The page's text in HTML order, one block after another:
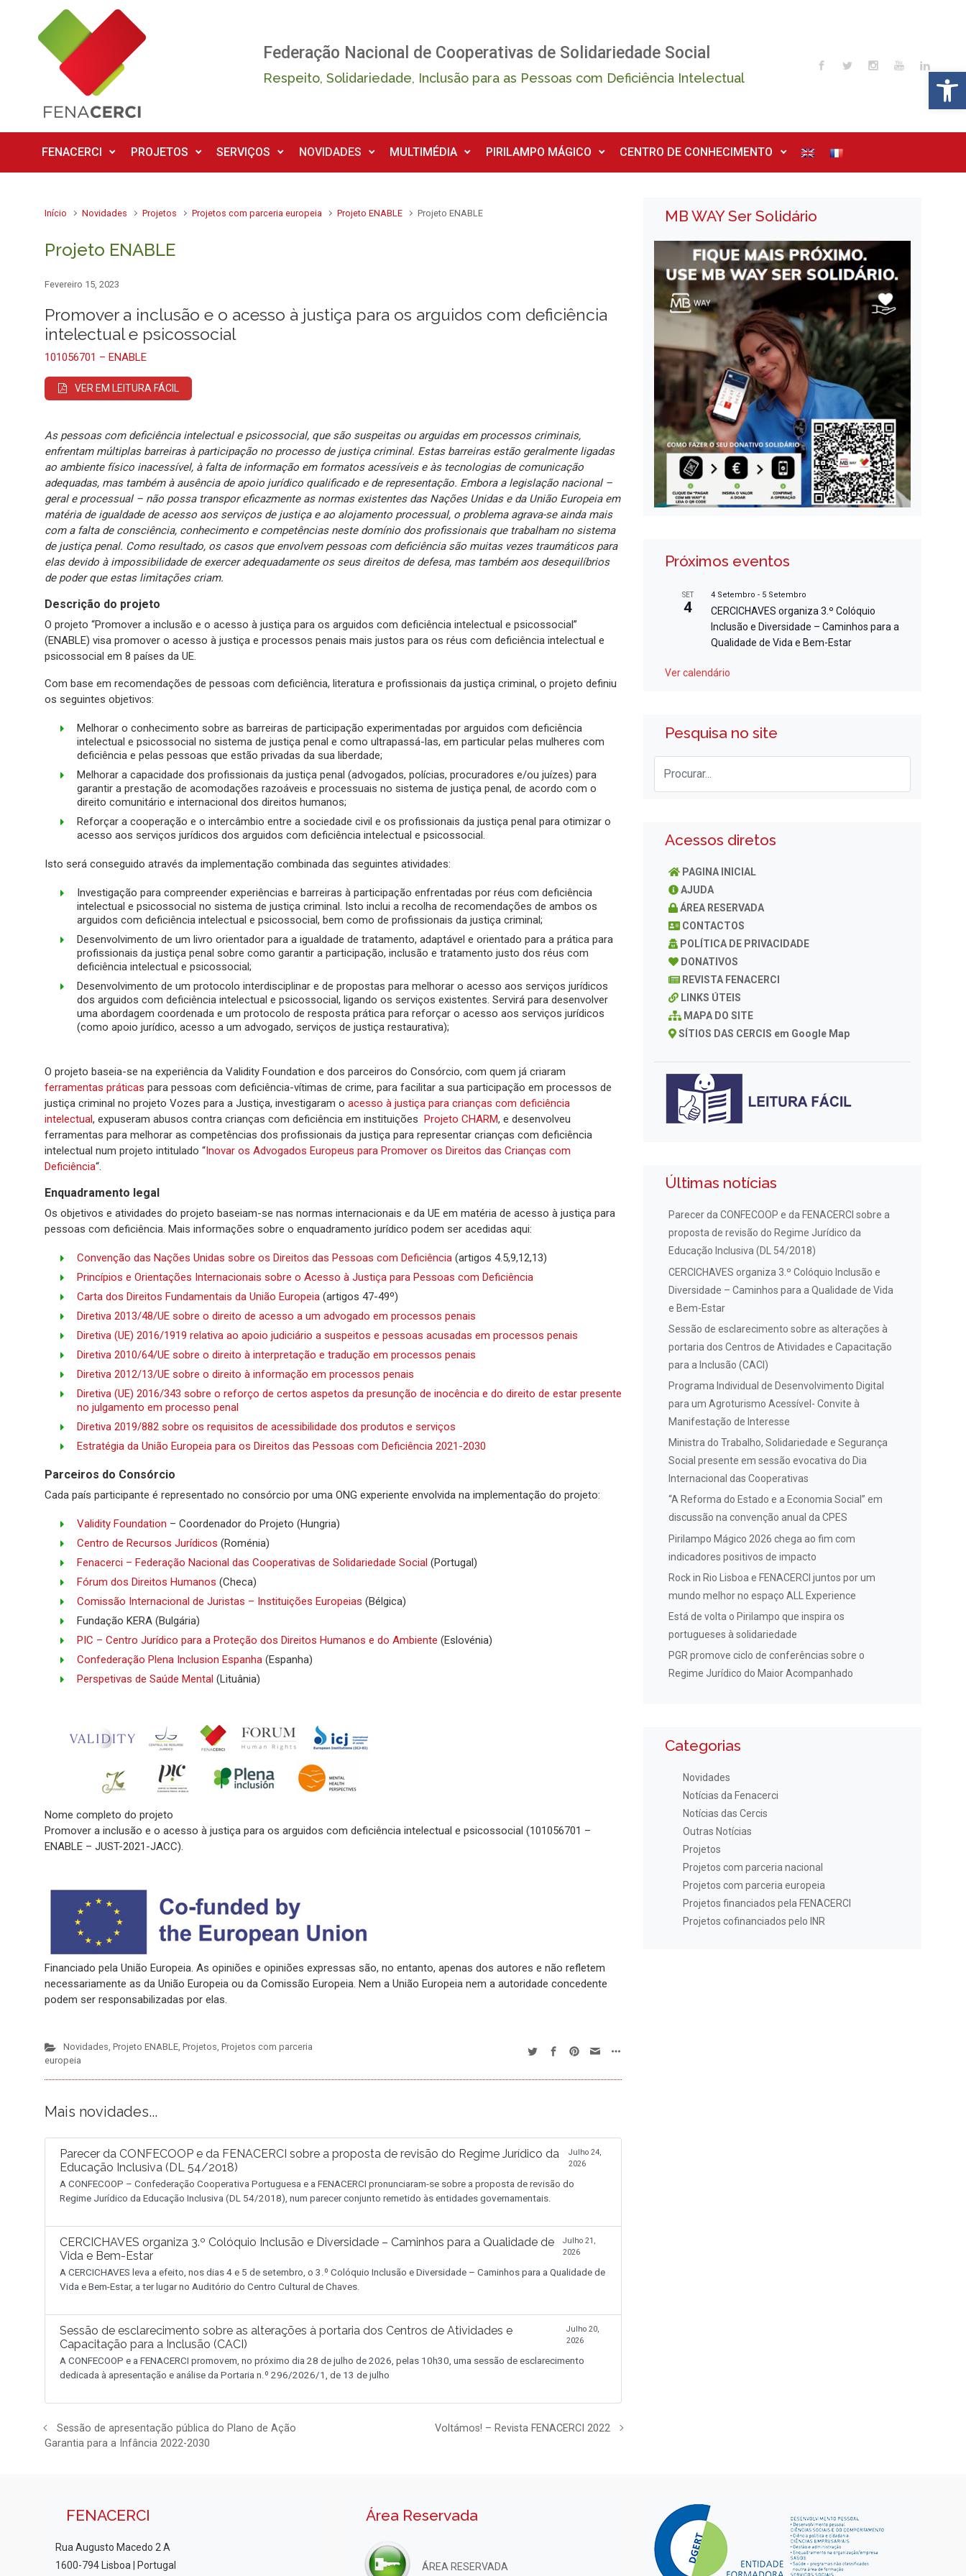
Skip to main content
Federação Nacional de Cooperativas de Solidariedade Social
Respeito, Solidariedade, Inclusão para as Pessoas com Deficiência Intelectual
FENACERCI PROJETOS SERVIÇOS NOVIDADES MULTIMÉDIA PIRILAMPO MÁGICO CENTRO DE CONHECIMENTO
Início Novidades Projetos Projetos com parceria europeia Projeto ENABLE Projeto ENABLE
Projeto ENABLE
Fevereiro 15, 2023
Promover a inclusão e o acesso à justiça para os arguidos com deficiência
intelectual e psicossocial
101056701 – ENABLE
VER EM LEITURA FÁCIL
As pessoas com deficiência intelectual e psicossocial, que são suspeitas ou arguidas em processos criminais,
enfrentam múltiplas barreiras à participação no processo de justiça criminal. Estas barreiras estão geralmente ligadas
ao ambiente físico inacessível, à falta de informação em formatos acessíveis e às tecnologias de comunicação
adequadas, mas também à ausência de apoio jurídico qualificado e de representação. Embora a legislação nacional –
geral e processual – não possa transpor eficazmente as normas existentes das Nações Unidas e da União Europeia em
matéria de igualdade de acesso aos serviços de justiça e ao alojamento processual, o problema agrava-se ainda mais
com a falta de consciência, conhecimento e competências neste domínio dos profissionais que trabalham no sistema
de justiça penal. Como resultado, os casos que envolvem pessoas com deficiência são muitas vezes traumáticos para
elas devido à impossibilidade de exercer adequadamente os seus direitos de defesa, mas também aos desequilíbrios
de poder que estas limitações criam.
Descrição do projeto
O projeto “Promover a inclusão e o acesso à justiça para os arguidos com deficiência intelectual e psicossocial”
(ENABLE) visa promover o acesso à justiça e processos penais mais justos para os réus com deficiência intelectual e
psicossocial em 8 países da UE.
Com base em recomendações de pessoas com deficiência, literatura e profissionais da justiça criminal, o projeto definiu
os seguintes objetivos:
Melhorar o conhecimento sobre as barreiras de participação experimentadas por arguidos com deficiência
intelectual e psicossocial no sistema de justiça penal e como ultrapassá-las, em particular pelas mulheres com
deficiência e pelas pessoas que estão privadas da sua liberdade;
Melhorar a capacidade dos profissionais da justiça penal (advogados, polícias, procuradores e/ou juízes) para
garantir a prestação de acomodações razoáveis e processuais no sistema de justiça penal, de acordo com o
direito comunitário e internacional dos direitos humanos;
Reforçar a cooperação e o intercâmbio entre a sociedade civil e os profissionais da justiça penal para otimizar o
acesso aos serviços jurídicos dos arguidos com deficiência intelectual e psicossocial.
Isto será conseguido através da implementação combinada das seguintes atividades:
Investigação para compreender experiências e barreiras à participação enfrentadas por réus com deficiência
intelectual e psicossocial no sistema de justiça criminal. Isto inclui a recolha de recomendações de ambos os
arguidos com deficiência intelectual e psicossocial, bem como de profissionais da justiça criminal;
Desenvolvimento de um livro orientador para a igualdade de tratamento, adaptável e orientado para a prática para
profissionais da justiça penal sobre como garantir a participação, inclusão e tratamento justo dos réus com
deficiência intelectual e psicossocial;
Desenvolvimento de um protocolo interdisciplinar e de propostas para melhorar o acesso aos serviços jurídicos
dos arguidos com deficiência intelectual e psicossocial, ligando os serviços existentes. Servirá para desenvolver
uma abordagem coordenada e um protocolo de resposta prática para reforçar o acesso aos serviços jurídicos
(como apoio jurídico, acesso a um advogado, serviços de justiça restaurativa);
O projeto baseia-se na experiência da Validity Foundation e dos parceiros do Consórcio, com quem já criaram
ferramentas práticas para pessoas com deficiência-vítimas de crime, para facilitar a sua participação em processos de
justiça criminal no projeto Vozes para a Justiça, investigaram o acesso à justiça para crianças com deficiência
intelectual, expuseram abusos contra crianças com deficiência em instituições Projeto CHARM, e desenvolveu
ferramentas para melhorar as competências dos profissionais da justiça para representar crianças com deficiência
intelectual num projeto intitulado “Inovar os Advogados Europeus para Promover os Direitos das Crianças com
Deficiência“.
Enquadramento legal
Os objetivos e atividades do projeto baseiam-se nas normas internacionais e da UE em matéria de acesso à justiça para
pessoas com deficiência. Mais informações sobre o enquadramento jurídico podem ser acedidas aqui:
Convenção das Nações Unidas sobre os Direitos das Pessoas com Deficiência (artigos 4.5,9,12,13)
Princípios e Orientações Internacionais sobre o Acesso à Justiça para Pessoas com Deficiência
Carta dos Direitos Fundamentais da União Europeia (artigos 47-49º)
Diretiva 2013/48/UE sobre o direito de acesso a um advogado em processos penais
Diretiva (UE) 2016/1919 relativa ao apoio judiciário a suspeitos e pessoas acusadas em processos penais
Diretiva 2010/64/UE sobre o direito à interpretação e tradução em processos penais
Diretiva 2012/13/UE sobre o direito à informação em processos penais
Diretiva (UE) 2016/343 sobre o reforço de certos aspetos da presunção de inocência e do direito de estar presente
no julgamento em processo penal
Diretiva 2019/882 sobre os requisitos de acessibilidade dos produtos e serviços
Estratégia da União Europeia para os Direitos das Pessoas com Deficiência 2021-2030
Parceiros do Consórcio
Cada país participante é representado no consórcio por uma ONG experiente envolvida na implementação do projeto:
Validity Foundation – Coordenador do Projeto (Hungria)
Centro de Recursos Jurídicos (Roménia)
Fenacerci – Federação Nacional das Cooperativas de Solidariedade Social (Portugal)
Fórum dos Direitos Humanos (Checa)
Comissão Internacional de Juristas – Instituições Europeias (Bélgica)
Fundação KERA (Bulgária)
PIC – Centro Jurídico para a Proteção dos Direitos Humanos e do Ambiente (Eslovénia)
Confederação Plena Inclusion Espanha (Espanha)
Perspetivas de Saúde Mental (Lituânia)
Nome completo do projeto
Promover a inclusão e o acesso à justiça para os arguidos com deficiência intelectual e psicossocial (101056701 –
ENABLE – JUST-2021-JACC).
Financiado pela União Europeia. As opiniões e opiniões expressas são, no entanto, apenas dos autores e não refletem
necessariamente as da União Europeia ou da Comissão Europeia. Nem a União Europeia nem a autoridade concedente
podem ser responsabilizadas por elas.
Novidades, Projeto ENABLE, Projetos, Projetos com parceria
europeia
Mais novidades...
Parecer da CONFECOOP e da FENACERCI sobre a proposta de revisão do Regime Jurídico da
Educação Inclusiva (DL 54/2018)
Julho 24,
2026
A CONFECOOP – Confederação Cooperativa Portuguesa e a FENACERCI pronunciaram-se sobre a proposta de revisão do
Regime Jurídico da Educação Inclusiva (DL 54/2018), num parecer conjunto remetido às entidades governamentais.
CERCICHAVES organiza 3.º Colóquio Inclusão e Diversidade – Caminhos para a Qualidade de
Vida e Bem-Estar
Julho 21,
2026
A CERCICHAVES leva a efeito, nos dias 4 e 5 de setembro, o 3.º Colóquio Inclusão e Diversidade – Caminhos para a Qualidade de
Vida e Bem-Estar, a ter lugar no Auditório do Centro Cultural de Chaves.
Sessão de esclarecimento sobre as alterações à portaria dos Centros de Atividades e
Capacitação para a Inclusão (CACI)
Julho 20,
2026
A CONFECOOP e a FENACERCI promovem, no próximo dia 28 de julho de 2026, pelas 10h30, uma sessão de esclarecimento
dedicada à apresentação e análise da Portaria n.º 296/2026/1, de 13 de julho
Sessão de apresentação pública do Plano de Ação
Garantia para a Infância 2022-2030
Voltámos! – Revista FENACERCI 2022
MB WAY Ser Solidário
Próximos eventos
SET
4
4 Setembro - 5 Setembro
CERCICHAVES organiza 3.º Colóquio
Inclusão e Diversidade – Caminhos para a
Qualidade de Vida e Bem-Estar
Ver calendário
Pesquisa no site
Acessos diretos
PAGINA INICIAL
AJUDA
ÁREA RESERVADA
CONTACTOS
POLÍTICA DE PRIVACIDADE
DONATIVOS
REVISTA FENACERCI
LINKS ÚTEIS
MAPA DO SITE
SÍTIOS DAS CERCIS em Google Map
Últimas notícias
Parecer da CONFECOOP e da FENACERCI sobre a
proposta de revisão do Regime Jurídico da
Educação Inclusiva (DL 54/2018)
CERCICHAVES organiza 3.º Colóquio Inclusão e
Diversidade – Caminhos para a Qualidade de Vida
e Bem-Estar
Sessão de esclarecimento sobre as alterações à
portaria dos Centros de Atividades e Capacitação
para a Inclusão (CACI)
Programa Individual de Desenvolvimento Digital
para um Agroturismo Acessível- Convite à
Manifestação de Interesse
Ministra do Trabalho, Solidariedade e Segurança
Social presente em sessão evocativa do Dia
Internacional das Cooperativas
“A Reforma do Estado e a Economia Social” em
discussão na convenção anual da CPES
Pirilampo Mágico 2026 chega ao fim com
indicadores positivos de impacto
Rock in Rio Lisboa e FENACERCI juntos por um
mundo melhor no espaço ALL Experience
Está de volta o Pirilampo que inspira os
portugueses à solidariedade
PGR promove ciclo de conferências sobre o
Regime Jurídico do Maior Acompanhado
Categorias
Novidades
Notícias da Fenacerci
Notícias das Cercis
Outras Notícias
Projetos
Projetos com parceria nacional
Projetos com parceria europeia
Projetos financiados pela FENACERCI
Projetos cofinanciados pelo INR
FENACERCI
Rua Augusto Macedo 2 A
1600-794 Lisboa | Portugal
Área Reservada
ÁREA RESERVADA